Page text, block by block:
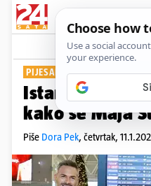
PIJESAK, MORE I SUNCE
Istanbul, Dubai
kako se Maja
Piše Dora Pek, četvrtak,